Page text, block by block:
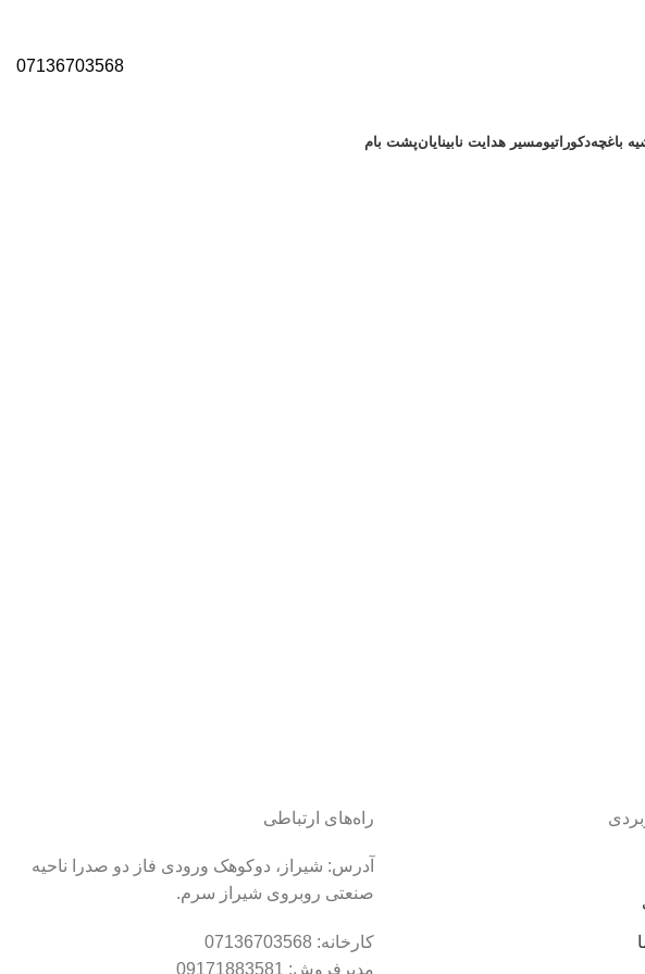
07136703568
باغچهدکوراتیومسیر هدایت نابینایانپشت بام
راه‌های ارتباطی
آدرس: شیراز، دوکوهک ورودی فاز دو صدرا ناحیه
صنعتی روبروی شیراز سرم.
کارخانه: 07136703568
مدیرفروش: 09171883581